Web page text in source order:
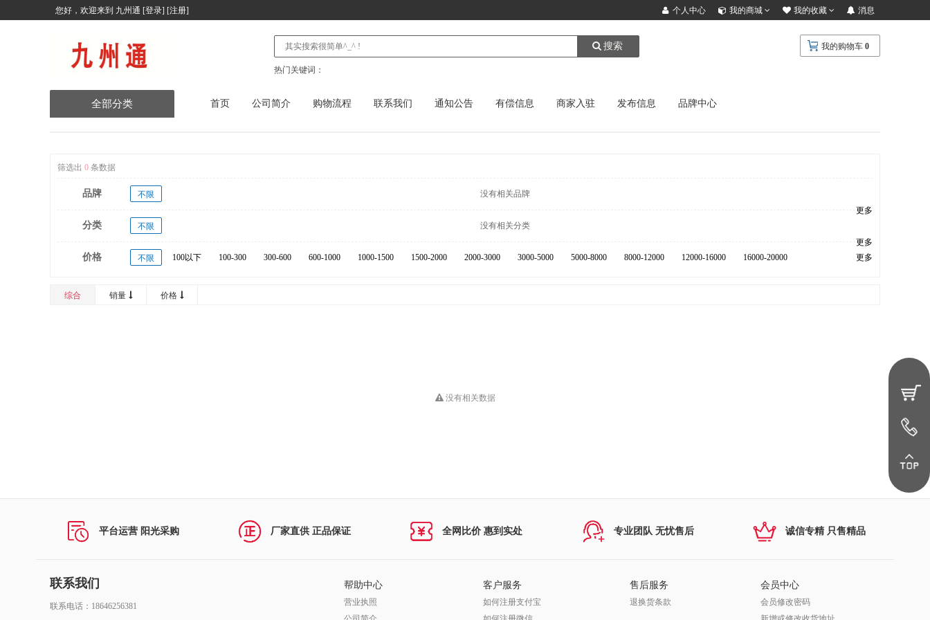
您好，欢迎来到 九州通 [登录] [注册] 个人中心 我的商城 我的收藏 消息
搜索
热门关键词：
我的购物车 0
首页 公司简介 购物流程 联系我们 通知公告 有偿信息 商家入驻 发布信息 品牌中心
全部分类
家用电器
体育用品器材
电子产品
五金产品
建筑装饰材料
箱包、钟表、眼镜、
汽车用品
筛选出 0 条数据
品牌 不限
没有相关品牌
更多
分类 不限
没有相关分类
更多
价格 不限 100以下 100-300 300-600 600-1000 1000-1500 1500-2000 2000-3000 3000-5000 5000-8000 8000-12000 12000-16000 16000-20000 更多
综合 销量 价格
没有相关数据
平台运营 阳光采购 厂家直供 正品保证 全网比价 惠到实处 专业团队 无忧售后 诚信专精 只售精品
联系我们
联系电话：18646256381
帮助中心
营业执照
客户服务
如何注册支付宝
售后服务
退换货条款
会员中心
会员修改密码